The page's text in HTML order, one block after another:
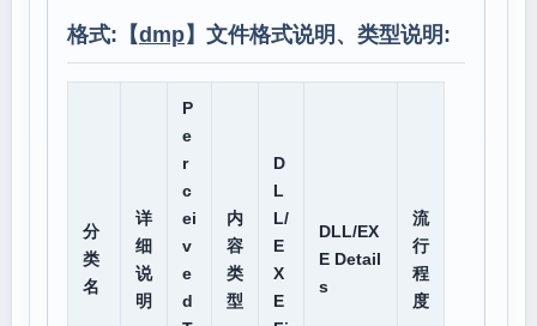
格式:【dmp】文件格式说明、类型说明:
分
类
名
详
细
说
明
P
e
r
c
ei
v
e
d
内
容
类
型
D
L
L/
E
X
E
DLL/EX
E Detail
s
流
行
程
度